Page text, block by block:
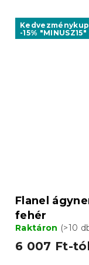
-15% "MINUSZ15"
Flanel
fehér
Raktáron (>10
6 007 Ft-